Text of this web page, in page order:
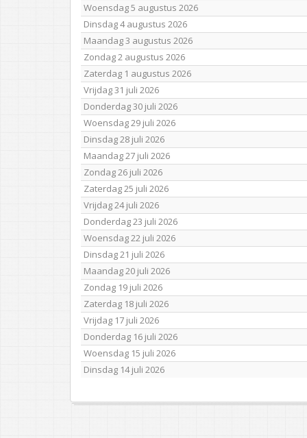
Woensdag 5 augustus 2026
Dinsdag 4 augustus 2026
Maandag 3 augustus 2026
Zondag 2 augustus 2026
Zaterdag 1 augustus 2026
Vrijdag 31 juli 2026
Donderdag 30 juli 2026
Woensdag 29 juli 2026
Dinsdag 28 juli 2026
Maandag 27 juli 2026
Zondag 26 juli 2026
Zaterdag 25 juli 2026
Vrijdag 24 juli 2026
Donderdag 23 juli 2026
Woensdag 22 juli 2026
Dinsdag 21 juli 2026
Maandag 20 juli 2026
Zondag 19 juli 2026
Zaterdag 18 juli 2026
Vrijdag 17 juli 2026
Donderdag 16 juli 2026
Woensdag 15 juli 2026
Dinsdag 14 juli 2026